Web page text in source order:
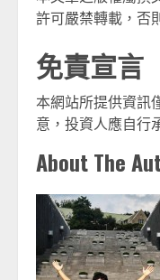
許可嚴禁轉載，否
免責宣言
本網站所提供資訊
意，投資人應自行
About The